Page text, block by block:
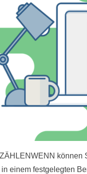
können
in einem festgelegten